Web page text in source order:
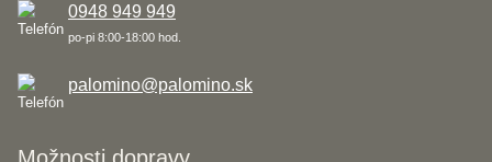
0948 949 949
po-pi 8:00-18:00 hod.
palomino@palomino.sk